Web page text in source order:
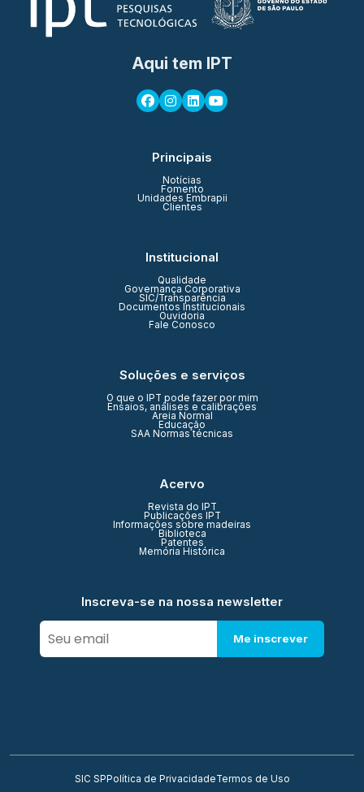
Aqui tem IPT
Principais
Notícias
Fomento
Unidades Embrapii
Clientes
Institucional
Qualidade
Governança Corporativa
SIC/Transparência
Documentos Institucionais
Ouvidoria
Fale Conosco
Soluções e serviços
O que o IPT pode fazer por mim
Ensaios, análises e calibrações
Areia Normal
Educação
SAA Normas técnicas
Acervo
Revista do IPT
Publicações IPT
Informações sobre madeiras
Biblioteca
Patentes
Memória Histórica
Inscreva-se na nossa newsletter
Me inscrever
SIC SP Política de PrivacidadeTermos de Uso